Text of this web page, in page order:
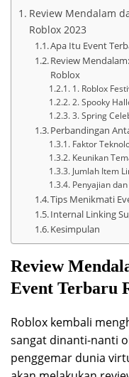
Review Mendalam
Roblox 2023
Apa Itu Event
Review
Roblox
1. Roblox
2. Spooky
3. Spring
Perbandingan
Faktor
Keunikan
Jumlah Item
Penyajian
Tips Menikmati
Internal Linking
Kesimpulan
Review
Event Terbaru
Roblox kembali
sangat dinanti-nanti
penggemar dunia